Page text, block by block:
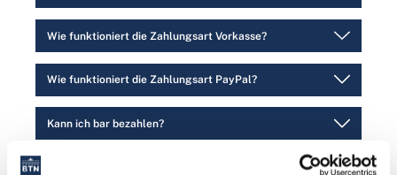
Wie funktioniert die Zahlungsart Vorkasse?
Wie funktioniert die Zahlungsart PayPal?
Kann ich bar bezahlen?